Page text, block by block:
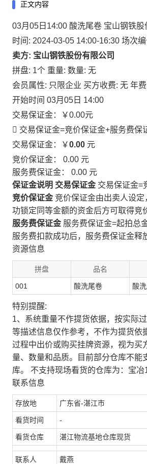
正文内容
03月05日14:00 酸洗尾卷 宝山钢铁股
时间: 2024-03-05 14:00-16:30 场次
卖方: 宝山钢铁股份有限公司
拼盘: 1个 重量: 数量: 无
会员属性: 只限企业 买方收费: 无 年
开始时间 03月05日 14:00
交易保证金：
￥0.00元
 交易保证金=竞价保证金+服务费保
交易保证金：￥0.00 元
竞价保证金： 0.00 元
服务费保证金： 0.00 元
保证金说明 交易保证金 交易保证金=
竞价保证金 竞价保证金由出卖人设
功锁定同等金额的资金后方可取得竞
服务费保证金 服务费保证金=起拍总
服务费扣款成功后，服务费保证金释
资源信息
拼盘 品名
001 酸洗尾卷 酸
特别提醒:
1、系统重量不作提货依据，按实际
等描述信息仅作参考，不作为提货依
过程中出价或购买挂牌资源，视为买
量、数量和品质。目前部分仓库不
库。 不支持现场看货的仓库为：宝
联系信息
存放地 广东省-湛江市
看货时间 -
看货仓库 湛江物流基地仓库现货
联系人 戴燕